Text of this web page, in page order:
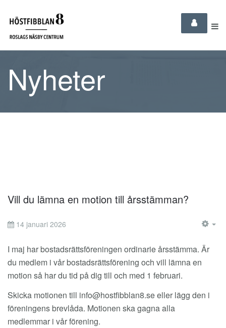
Nyheter
Vill du lämna en motion till årsstämman?
14 januari 2026
I maj har bostadsrättsföreningen ordinarie årsstämma. Är
du medlem i vår bostadsrättsförening och vill lämna en
motion så har du tid på dig till och med 1 februari.
Skicka motionen till info@hostfibblan8.seeller lägg den i
föreningens brevlåda. Motionen ska gagna alla
medlemmar i vår förening.